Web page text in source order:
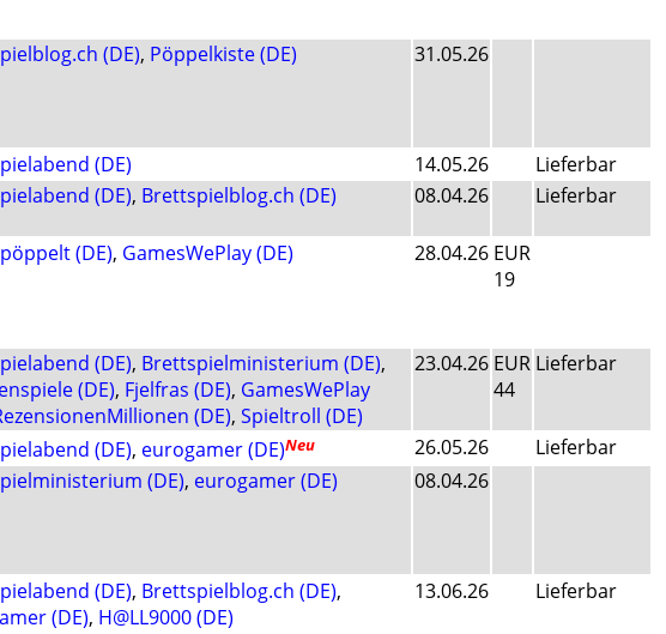
(DE), Pöppelkiste (DE) 31.05.26
(DE) 14.05.26
Lieferbar
(DE), Brettspielblog.ch (DE) 08.04.26 Lieferbar
(DE), GamesWePlay (DE) 28.04.26 EUR
19
(DE), Brettspielministerium (DE),
(DE), Fjelfras (DE), GamesWePlay
(DE), Spieltroll (DE)
23.04.26 EUR
44
Lieferbar
(DE), eurogamer (DE)Neu 26.05.26
Lieferbar
(DE), eurogamer (DE) 08.04.26
(DE), Brettspielblog.ch (DE),
(DE), H@LL9000 (DE)
13.06.26 Lieferbar